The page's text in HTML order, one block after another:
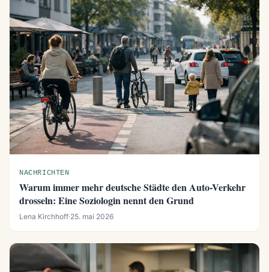
NACHRICHTEN
Warum immer mehr deutsche Städte den Auto-Verkehr
drosseln: Eine Soziologin nennt den Grund
Lena Kirchhoff·25. mai 2026